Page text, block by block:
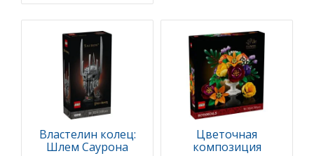
Властелин колец:
Шлем Саурона
Цветочная
композиция